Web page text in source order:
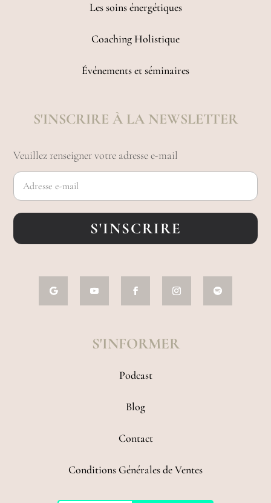
Les soins énergétiques
Coaching Holistique
Événements et séminaires
S'INSCRIRE À LA NEWSLETTER
Veuillez renseigner votre adresse e-mail
S'INSCRIRE
S'INFORMER
Podcast
Blog
Contact
Conditions Générales de Ventes